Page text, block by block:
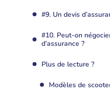
#9. Un devis
#10. Peut-on
d’assurance ?
Plus de lecture ?
Modèles de